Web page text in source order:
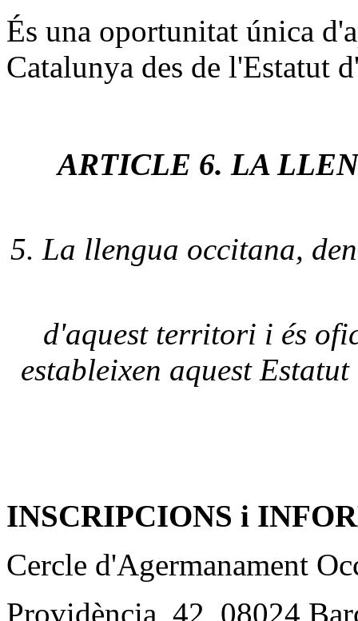
És una oportunitat única
Catalunya des de l'Estatut
ARTICLE 6. LA
5. La llengua occitana,
d'aquest territori i és
estableixen aquest
INSCRIPCIONS i
Cercle d'Agermanament
Providència, 42, 08024